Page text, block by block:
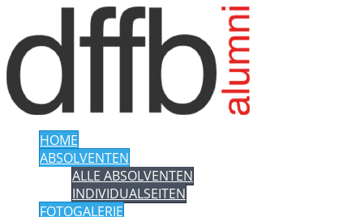
HOME
ABSOLVENTEN
ALLE ABSOLVENTEN
INDIVIDUALSEITEN
FOTOGALERIE